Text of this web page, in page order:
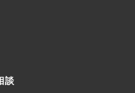
談